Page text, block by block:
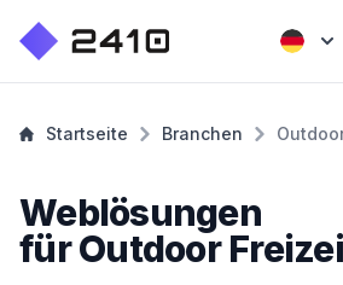
Startseite Branchen
Weblösungen
für Outdoor